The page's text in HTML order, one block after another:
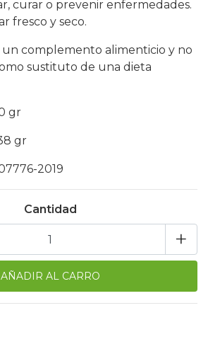
curar o prevenir enfermedades.
fresco y seco.
complemento alimenticio y no
sustituto de una dieta
gr
gr
2019
Cantidad
+